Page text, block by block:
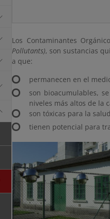
Los Contaminantes
Pollutants), son sustancias
a que:
permanecen en el
son bioacumulables,
niveles más altos de la
son tóxicas para la
tienen potencial para